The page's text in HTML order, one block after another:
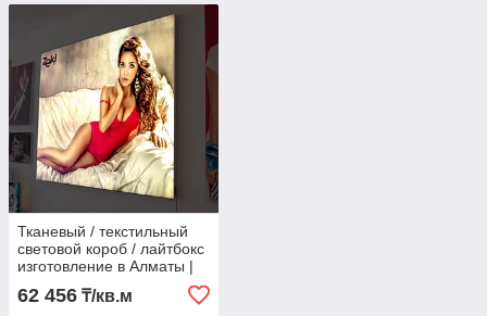
Тканевый / текстильный
световой короб / лайтбокс
изготовление в Алматы |
цена за 1кв.м.
62 456 ₸/кв.м